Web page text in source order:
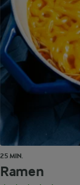
25 MIN.
Ramen